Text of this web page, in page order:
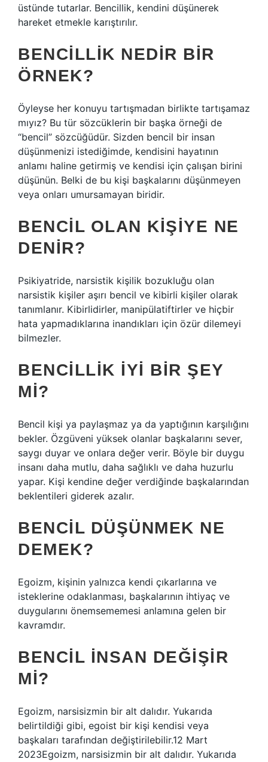
üstünde tutarlar. Bencillik, kendini düşünerek
hareket etmekle karıştırılır.
BENCILLIK NEDIR BIR
ÖRNEK?
Öyleyse her konuyu tartışmadan birlikte tartışamaz
mıyız? Bu tür sözcüklerin bir başka örneği de
“bencil” sözcüğüdür. Sizden bencil bir insan
düşünmenizi istediğimde, kendisini hayatının
anlamı haline getirmiş ve kendisi için çalışan birini
düşünün. Belki de bu kişi başkalarını düşünmeyen
veya onları umursamayan biridir.
BENCIL OLAN KIŞIYE NE
DENIR?
Psikiyatride, narsistik kişilik bozukluğu olan
narsistik kişiler aşırı bencil ve kibirli kişiler olarak
tanımlanır. Kibirlidirler, manipülatiftirler ve hiçbir
hata yapmadıklarına inandıkları için özür dilemeyi
bilmezler.
BENCILLIK IYI BIR ŞEY
MI?
Bencil kişi ya paylaşmaz ya da yaptığının karşılığını
bekler. Özgüveni yüksek olanlar başkalarını sever,
saygı duyar ve onlara değer verir. Böyle bir duygu
insanı daha mutlu, daha sağlıklı ve daha huzurlu
yapar. Kişi kendine değer verdiğinde başkalarından
beklentileri giderek azalır.
BENCIL DÜŞÜNMEK NE
DEMEK?
Egoizm, kişinin yalnızca kendi çıkarlarına ve
isteklerine odaklanması, başkalarının ihtiyaç ve
duygularını önemsememesi anlamına gelen bir
kavramdır.
BENCIL INSAN DEĞIŞIR
MI?
Egoizm, narsisizmin bir alt dalıdır. Yukarıda
belirtildiği gibi, egoist bir kişi kendisi veya
başkaları tarafından değiştirilebilir.12 Mart
2023Egoizm, narsisizmin bir alt dalıdır. Yukarıda